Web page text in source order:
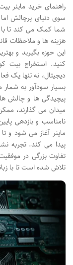
راهنمای خرید ماینر
سوی دنیای پرچالش اما
شما کمک می کند تا با
هزینه ها و ملاحظات
این حوزه بگیرید و
کنید. استخراج بیت
دیجیتال، نه تنها یک
بسیار سودآور به شمار
پیچیدگی ها و چالش
میدان می گذارند،
نامناسب و بازدهی
ماینر آغاز می شود و
پیدا می کند. تجربه
تفاوت بزرگی در
تلاش شده است تا با